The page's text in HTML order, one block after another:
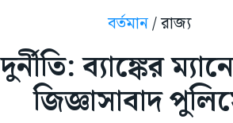
বর্তমান/ রাজ্য
ব্যাঙ্কের
জিজ্ঞাসাবাদ